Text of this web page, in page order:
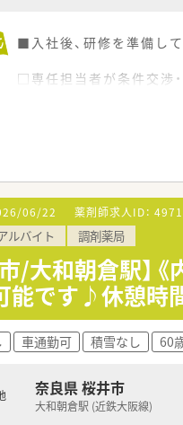
■入社後、研修を準備し
□専任担当者が条件交渉
□上記以外にも求人が多
・随時開催中 弊社大阪
（最寄駅：JR大阪駅/予約優
・奈良県、大阪府各地で
06/22 薬剤師求人ID：
ルバイト 調剤薬局
市/大和朝倉駅】
能です♪休憩時
車通勤可 積雪なし 60
奈良県 桜井市
大和朝倉駅 (近鉄大阪線)